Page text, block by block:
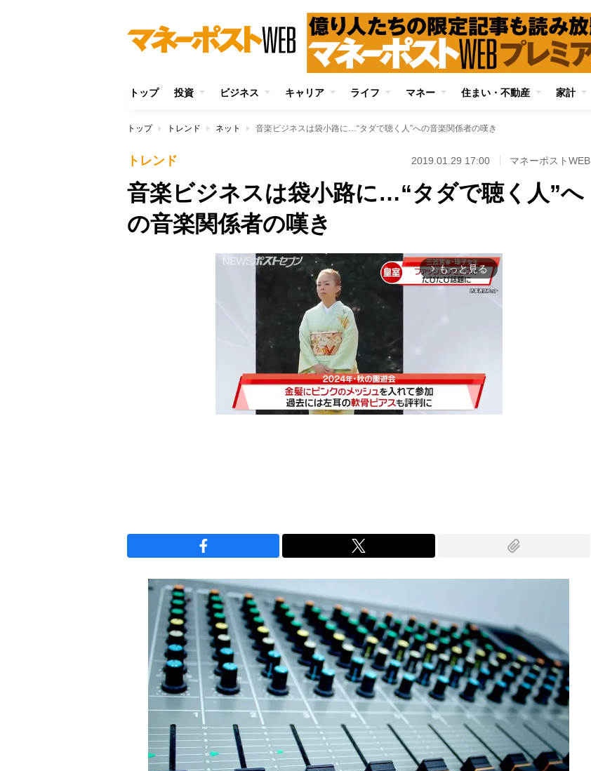
トップ 投資 ビジネス キャリア ライフ マネー 住まい・不動産 家計
トップ トレンド ネット 音楽ビジネスは袋小路に…“タダで聴く人”への音楽関係者の嘆き
トレンド 2019.01.29 17:00 マネーポストWEB
音楽ビジネスは袋小路に…“タダで聴く人”へ
の音楽関係者の嘆き
arrow_forward_ios もっと見る